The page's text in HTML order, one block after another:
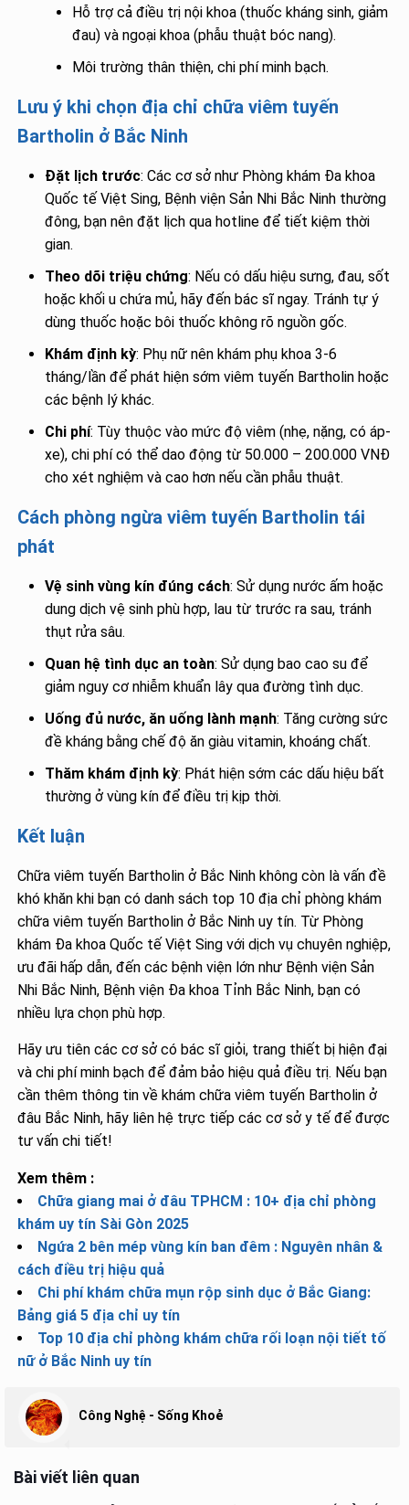
Hỗ trợ cả điều trị nội khoa (thuốc kháng sinh, giảm
đau) và ngoại khoa (phẫu thuật bóc nang).
Môi trường thân thiện, chi phí minh bạch.
Lưu ý khi chọn địa chỉ chữa viêm tuyến
Bartholin ở Bắc Ninh
Đặt lịch trước: Các cơ sở như Phòng khám Đa khoa
Quốc tế Việt Sing, Bệnh viện Sản Nhi Bắc Ninh thường
đông, bạn nên đặt lịch qua hotline để tiết kiệm thời
gian.
Theo dõi triệu chứng: Nếu có dấu hiệu sưng, đau, sốt
hoặc khối u chứa mủ, hãy đến bác sĩ ngay. Tránh tự ý
dùng thuốc hoặc bôi thuốc không rõ nguồn gốc.
Khám định kỳ: Phụ nữ nên khám phụ khoa 3-6
tháng/lần để phát hiện sớm viêm tuyến Bartholin hoặc
các bệnh lý khác.
Chi phí: Tùy thuộc vào mức độ viêm (nhẹ, nặng, có áp-
xe), chi phí có thể dao động từ 50.000 – 200.000 VNĐ
cho xét nghiệm và cao hơn nếu cần phẫu thuật.
Cách phòng ngừa viêm tuyến Bartholin tái
phát
Vệ sinh vùng kín đúng cách: Sử dụng nước ấm hoặc
dung dịch vệ sinh phù hợp, lau từ trước ra sau, tránh
thụt rửa sâu.
Quan hệ tình dục an toàn: Sử dụng bao cao su để
giảm nguy cơ nhiễm khuẩn lây qua đường tình dục.
Uống đủ nước, ăn uống lành mạnh: Tăng cường sức
đề kháng bằng chế độ ăn giàu vitamin, khoáng chất.
Thăm khám định kỳ: Phát hiện sớm các dấu hiệu bất
thường ở vùng kín để điều trị kịp thời.
Kết luận
Chữa viêm tuyến Bartholin ở Bắc Ninh không còn là vấn đề
khó khăn khi bạn có danh sách top 10 địa chỉ phòng khám
chữa viêm tuyến Bartholin ở Bắc Ninh uy tín. Từ Phòng
khám Đa khoa Quốc tế Việt Sing với dịch vụ chuyên nghiệp,
ưu đãi hấp dẫn, đến các bệnh viện lớn như Bệnh viện Sản
Nhi Bắc Ninh, Bệnh viện Đa khoa Tỉnh Bắc Ninh, bạn có
nhiều lựa chọn phù hợp.
Hãy ưu tiên các cơ sở có bác sĩ giỏi, trang thiết bị hiện đại
và chi phí minh bạch để đảm bảo hiệu quả điều trị. Nếu bạn
cần thêm thông tin về khám chữa viêm tuyến Bartholin ở
đâu Bắc Ninh, hãy liên hệ trực tiếp các cơ sở y tế để được
tư vấn chi tiết!
Xem thêm :
Chữa giang mai ở đâu TPHCM : 10+ địa chỉ phòng
khám uy tín Sài Gòn 2025
Ngứa 2 bên mép vùng kín ban đêm : Nguyên nhân &
cách điều trị hiệu quả
Chi phí khám chữa mụn rộp sinh dục ở Bắc Giang:
Bảng giá 5 địa chỉ uy tín
Top 10 địa chỉ phòng khám chữa rối loạn nội tiết tố
nữ ở Bắc Ninh uy tín
Công Nghệ - Sống Khoẻ
Bài viết liên quan